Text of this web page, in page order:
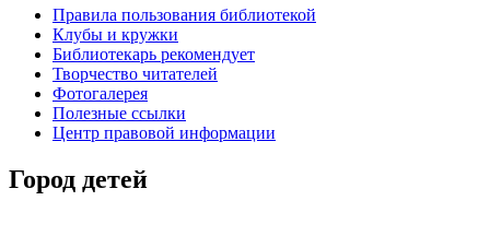
Правила пользования библиотекой
Клубы и кружки
Библиотекарь рекомендует
Творчество читателей
Фотогалерея
Полезные ссылки
Центр правовой информации
Город детей